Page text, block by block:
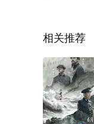
相关推荐